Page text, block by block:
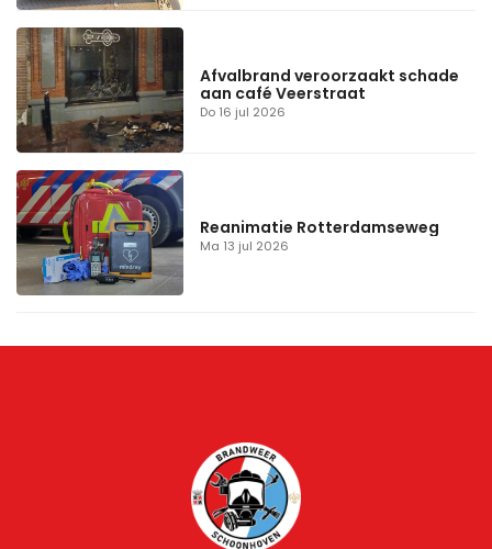
Do 16 jul 2026
Afvalbrand veroorzaakt schade
aan café Veerstraat
Ma 13 jul 2026
Reanimatie Rotterdamseweg